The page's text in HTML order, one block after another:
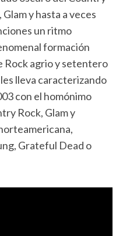
y hasta a veces
un ritmo
formación
Rock agrio y setentero
lleva caracterizando
con el homónimo
Rock, Glam y
Grateful Dead o